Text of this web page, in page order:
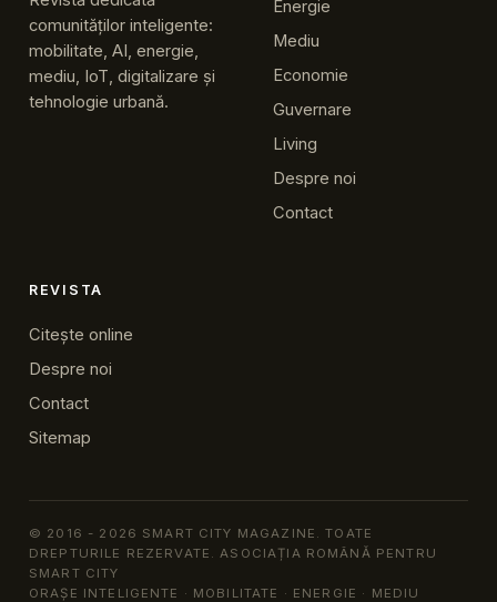
comunităților inteligente:
mobilitate, AI, energie,
mediu, IoT, digitalizare și
tehnologie urbană.
Energie
Mediu
Economie
Guvernare
Living
Despre noi
Contact
REVISTA
Citește online
Despre noi
Contact
Sitemap
© 2016 - 2026 SMART CITY MAGAZINE. TOATE
DREPTURILE REZERVATE. ASOCIAȚIA ROMÂNĂ PENTRU
SMART CITY
ORAȘE INTELIGENTE · MOBILITATE · ENERGIE · MEDIU